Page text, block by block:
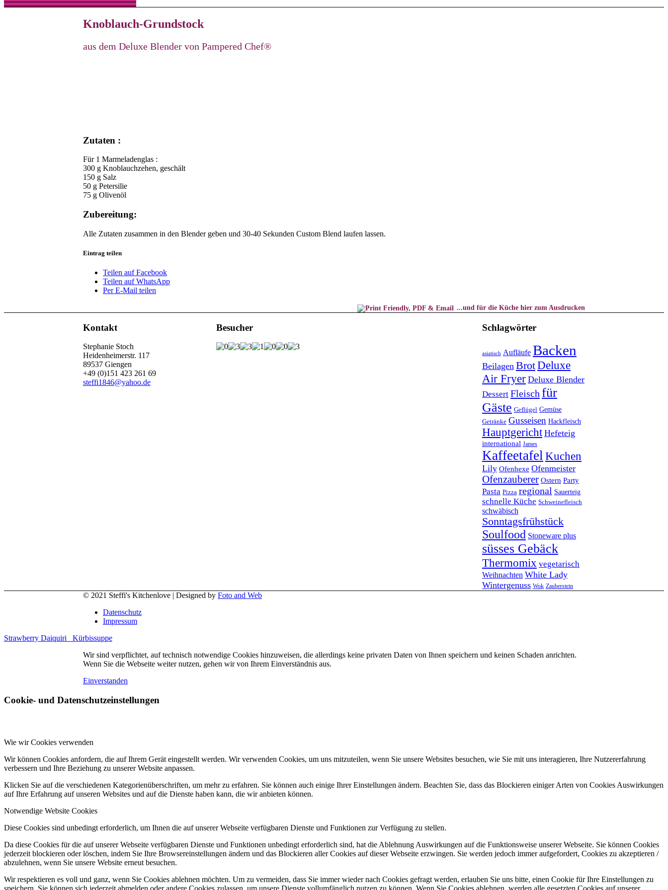
Knoblauch-Grundstock
aus dem Deluxe Blender von Pampered Chef®
Zutaten :
Für 1 Marmeladenglas :
300 g Knoblauchzehen, geschält
150 g Salz
50 g Petersilie
75 g Olivenöl
Zubereitung:
Alle Zutaten zusammen in den Blender geben und 30-40 Sekunden Custom Blend laufen lassen.
Eintrag teilen
Teilen auf Facebook
Teilen auf WhatsApp
Per E-Mail teilen
...und für die Küche hier zum Ausdrucken
Kontakt
Stephanie Stoch
Heidenheimerstr. 117
89537 Giengen
+49 (0)151 423 261 69
steffi1846@yahoo.de
Besucher Schlagwörter
asiatisch Aufläufe Backen
Beilagen BrotDeluxe
Air Fryer Deluxe Blender
Dessert Fleisch für
Gäste Geflügel Gemüse
Getränke Gusseisen Hackfleisch
Hauptgericht Hefeteig
international James
KaffeetafelKuchen
Lily Ofenhexe Ofenmeister
Ofenzauberer Ostern Party
Pasta Pizza regional Sauerteig
schnelle Küche Schweinefleisch
schwäbisch
Sonntagsfrühstück
Soulfood Stoneware plus
süsses Gebäck
Thermomix vegetarisch
Weihnachten White Lady
Wintergenuss Wok Zauberstein
© 2021 Steffi's Kitchenlove | Designed by Foto and Web
Datenschutz
Impressum
Strawberry Daiquiri
Kürbissuppe
Wir sind verpflichtet, auf technisch notwendige Cookies hinzuweisen, die allerdings keine privaten Daten von Ihnen speichern und keinen Schaden anrichten.
Wenn Sie die Webseite weiter nutzen, gehen wir von Ihrem Einverständnis aus.
Einverstanden
Cookie- und Datenschutzeinstellungen
Wie wir Cookies verwenden
Wir können Cookies anfordern, die auf Ihrem Gerät eingestellt werden. Wir verwenden Cookies, um uns mitzuteilen, wenn Sie unsere Websites besuchen, wie Sie mit uns interagieren, Ihre Nutzererfahrung
verbessern und Ihre Beziehung zu unserer Website anpassen.
Klicken Sie auf die verschiedenen Kategorienüberschriften, um mehr zu erfahren. Sie können auch einige Ihrer Einstellungen ändern. Beachten Sie, dass das Blockieren einiger Arten von Cookies Auswirkungen
auf Ihre Erfahrung auf unseren Websites und auf die Dienste haben kann, die wir anbieten können.
Notwendige Website Cookies
Diese Cookies sind unbedingt erforderlich, um Ihnen die auf unserer Webseite verfügbaren Dienste und Funktionen zur Verfügung zu stellen.
Da diese Cookies für die auf unserer Webseite verfügbaren Dienste und Funktionen unbedingt erforderlich sind, hat die Ablehnung Auswirkungen auf die Funktionsweise unserer Webseite. Sie können Cookies
jederzeit blockieren oder löschen, indem Sie Ihre Browsereinstellungen ändern und das Blockieren aller Cookies auf dieser Webseite erzwingen. Sie werden jedoch immer aufgefordert, Cookies zu akzeptieren /
abzulehnen, wenn Sie unsere Website erneut besuchen.
Wir respektieren es voll und ganz, wenn Sie Cookies ablehnen möchten. Um zu vermeiden, dass Sie immer wieder nach Cookies gefragt werden, erlauben Sie uns bitte, einen Cookie für Ihre Einstellungen zu
speichern. Sie können sich jederzeit abmelden oder andere Cookies zulassen, um unsere Dienste vollumfänglich nutzen zu können. Wenn Sie Cookies ablehnen, werden alle gesetzten Cookies auf unserer